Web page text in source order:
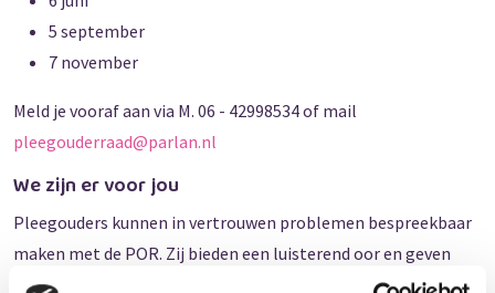
5 september
7 november
Meld je vooraf aan via M. 06 - 42998534 of mail
pleegouderraad@parlan.nl
We zijn er voor jou
Pleegouders kunnen in vertrouwen problemen bespreekbaar
maken met de POR. Zij bieden een luisterend oor en geven
advies. De POR is er voor alle (netwerk-)pleegouders van